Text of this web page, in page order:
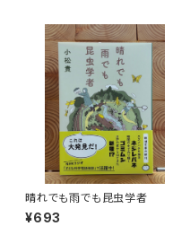
晴れでも雨でも昆虫学者
¥693